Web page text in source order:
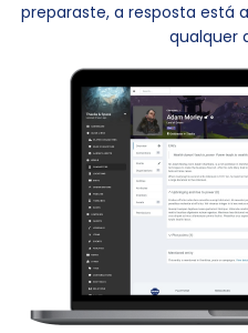
preparaste, a resposta está
qualquer